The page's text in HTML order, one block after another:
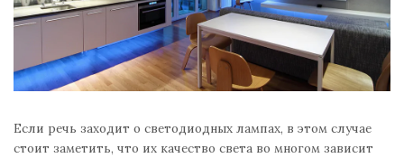
Если речь заходит о светодиодных лампах, в этом случае
стоит заметить, что их качество света во многом зависит